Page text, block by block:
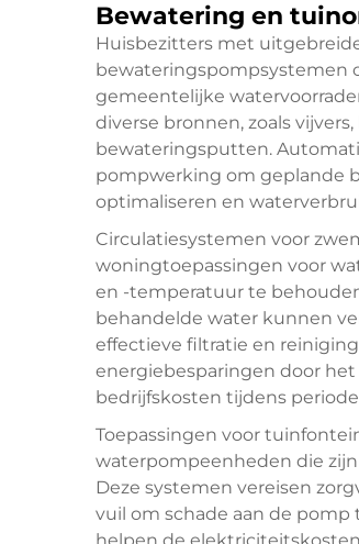
Bewatering en
Huisbezitters met
bewateringspompsystemen
gemeentelijke
diverse bronnen, zoals
bewateringsputten.
pompwerking om geplande
optimaliseren en
Circulatiesystemen voor
woningtoepassingen voor
en -temperatuur te
behandelde water kunnen
effectieve filtratie en
energiebesparingen door
bedrijfskosten tijdens
Toepassingen voor
waterpompeenheden die
Deze systemen vereisen
vuil om schade aan de